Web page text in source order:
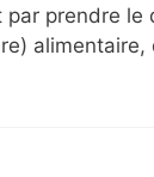
prendre le